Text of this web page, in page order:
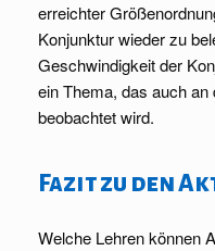
erreichter
Konjunktur wieder zu
Geschwindigkeit der
ein Thema, das auch
beobachtet wird.
Fazit zu den
Welche Lehren können